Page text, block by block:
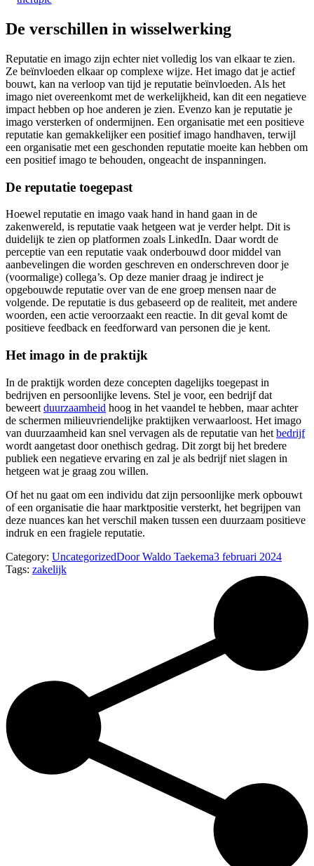
De verschillen in wisselwerking
Reputatie en imago zijn echter niet volledig los van elkaar te zien.
Ze beïnvloeden elkaar op complexe wijze. Het imago dat je actief
bouwt, kan na verloop van tijd je reputatie beïnvloeden. Als het
imago niet overeenkomt met de werkelijkheid, kan dit een negatieve
impact hebben op hoe anderen je zien. Evenzo kan je reputatie je
imago versterken of ondermijnen. Een organisatie met een positieve
reputatie kan gemakkelijker een positief imago handhaven, terwijl
een organisatie met een geschonden reputatie moeite kan hebben om
een positief imago te behouden, ongeacht de inspanningen.
De reputatie toegepast
Hoewel reputatie en imago vaak hand in hand gaan in de
zakenwereld, is reputatie vaak hetgeen wat je verder helpt. Dit is
duidelijk te zien op platformen zoals LinkedIn. Daar wordt de
perceptie van een reputatie vaak onderbouwd door middel van
aanbevelingen die worden geschreven en onderschreven door je
(voormalige) collega’s. Op deze manier draag je indirect je
opgebouwde reputatie over van de ene groep mensen naar de
volgende. De reputatie is dus gebaseerd op de realiteit, met andere
woorden, een actie veroorzaakt een reactie. In dit geval komt de
positieve feedback en feedforward van personen die je kent.
Het imago in de praktijk
In de praktijk worden deze concepten dagelijks toegepast in
bedrijven en persoonlijke levens. Stel je voor, een bedrijf dat
beweert duurzaamheid hoog in het vaandel te hebben, maar achter
de schermen milieuvriendelijke praktijken verwaarloost. Het imago
van duurzaamheid kan snel vervagen als de reputatie van het bedrijf
wordt aangetast door onethisch gedrag. Dit zorgt bij het bredere
publiek een negatieve ervaring en zal je als bedrijf niet slagen in
hetgeen wat je graag zou willen.
Of het nu gaat om een individu dat zijn persoonlijke merk opbouwt
of een organisatie die haar marktpositie versterkt, het begrijpen van
deze nuances kan het verschil maken tussen een duurzaam positieve
indruk en een fragiele reputatie.
Category: UncategorizedDoorWaldo Taekema3 februari 2024
Tags: zakelijk